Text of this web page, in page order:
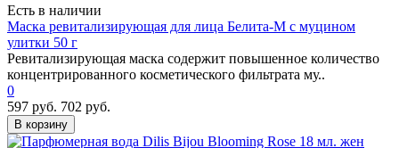
Есть в наличии
Маска ревитализирующая для лица Белита-М с муцином
улитки 50 г
Ревитализирующая маска содержит повышенное количество
концентрированного косметического фильтрата му..
0
597 руб. 702 руб.
В корзину